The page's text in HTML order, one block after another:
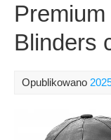
Blinders
Opublikowano